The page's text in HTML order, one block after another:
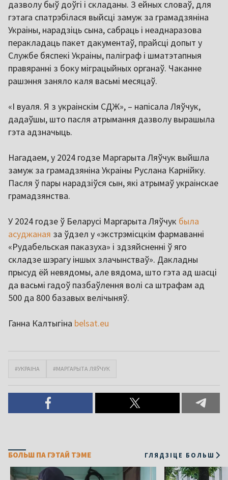
дазволу быў доўгі і складаны. З ейных словаў, для
гэтага спатрэбілася выйсці замуж за грамадзяніна
Украіны, нарадзіць сына, сабраць і неаднаразова
перакладаць пакет дакументаў, прайсці допыт у
Службе бяспекі Украіны, паліграф і шматэтапныя
правяранні з боку міграцыйных органаў. Чаканне
рашэння заняло каля васьмі месяцаў.
«І вуаля. Я з украінскім СДЖ», – напісала Ляўчук,
дадаўшы, што пасля атрымання дазволу вырашыла
гэта адзначыць.
Нагадаем, у 2024 годзе Маргарыта Ляўчук выйшла
замуж за грамадзяніна Украіны Руслана Карнійку.
Пасля ў пары нарадзіўся сын, які атрымаў украінскае
грамадзянства.
У 2024 годзе ў Беларусі Маргарыта Ляўчук была
асуджаная за ўдзел у «экстрэмісцкім фармаванні
«Рудабельская паказуха» і здзяйсненні ў яго
складзе шэрагу іншых злачынстваў». Дакладны
прысуд ёй невядомы, але вядома, што гэта ад шасці
да васьмі гадоў пазбаўлення волі са штрафам ад
500 да 800 базавых велічыняў.
Ганна Калтыгіна belsat.eu
#УКРАІНА #МАРГАРЫТА ЛЯЎЧУК
БОЛЬШ ПА ГЭТАЙ ТЭМЕ ГЛЯДЗІЦЕ БОЛЬШ